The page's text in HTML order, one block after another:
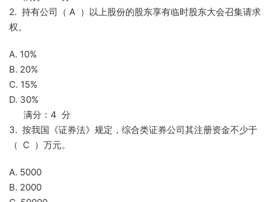
2. 持有公司（ A ）以上股份的股东享有临时股东大会召集请求
权。
A. 10%
B. 20%
C. 15%
D. 30%
满分：4 分
3. 按我国《证券法》规定，综合类证券公司其注册资金不少于
（ C ）万元。
A. 5000
B. 2000